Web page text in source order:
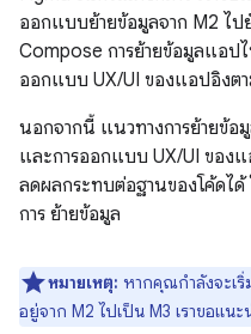
ออกแบบย้ายข้อมูลจาก M2 ไป
Compose การย้ายข้อมูลแอป
ออกแบบ UX/UI ของแอปอิงต
นอกจากนี้ แนวทางการย้ายข้อ
และการออกแบบ UX/UI ของ
ลดผลกระทบต่อฐานของโค้ดไ
การ ย้ายข้อมูล
หมายเหตุ: หากคุณกำลังจะเ
อยู่จาก M2 ไปเป็น M3 เราขอแน